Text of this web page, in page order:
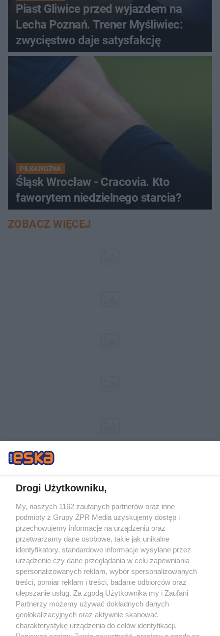
Piast Gliwice przed wyjazdem na
Lecha Poznań. Trener Myśliwiec:
zwycięstwo daje satysfakcję
PIŁKA NOŻNA
Śląsk Wrocław - Cracovia. Kto
faworytem niedzielnego starcia?
ZOBACZ WIĘCEJ
Żaden utwór zamieszczony w serwisie nie może być powielany i
rozpowszechniany lub dalej rozpowszechniany w jakikolwiek sposób (w
tym także elektroniczny lub mechaniczny) na jakimkolwiek polu
eksploatacji w jakiejkolwiek formie, włącznie z umieszczaniem w Internecie
bez pisemnej zgody właściciela praw. Jakiekolwiek użycie lub
wykorzystanie utworów w całości lub w części z naruszeniem prawa, tzn.
bez właściwej zgody, jest zabronione pod groźbą kary i może być ścigane
prawnie.
Drogi Użytkowniku,
My, naszych 1162 zaufanych partnerów oraz inne
podmioty z Grupy ZPR Media uzyskujemy dostęp i
przechowujemy informacje na urządzeniu oraz
przetwarzamy dane osobowe, takie jak unikalne
identyfikatory, standardowe informacje wysyłane przez
urządzenie czy dane przeglądania w celu zapewniania
spersonalizowanych reklam, wybór spersonalizowanych
treści, pomiar reklam i treści, badanie odbiorców oraz
ulepszanie usług. Za zgodą Użytkownika my i Zaufani
Partnerzy możemy używać dokładnych danych
geolokalizacyjnych oraz aktywnie skanować
charakterystykę urządzenia do celów identyfikacji.